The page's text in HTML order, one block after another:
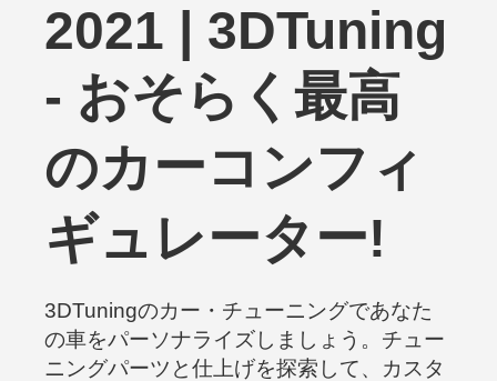
2021 | 3DTuning
- おそらく最高
のカーコンフィ
ギュレーター!
3DTuningのカー・チューニングであなた
の車をパーソナライズしましょう。チュー
ニングパーツと仕上げを探索して、カスタ